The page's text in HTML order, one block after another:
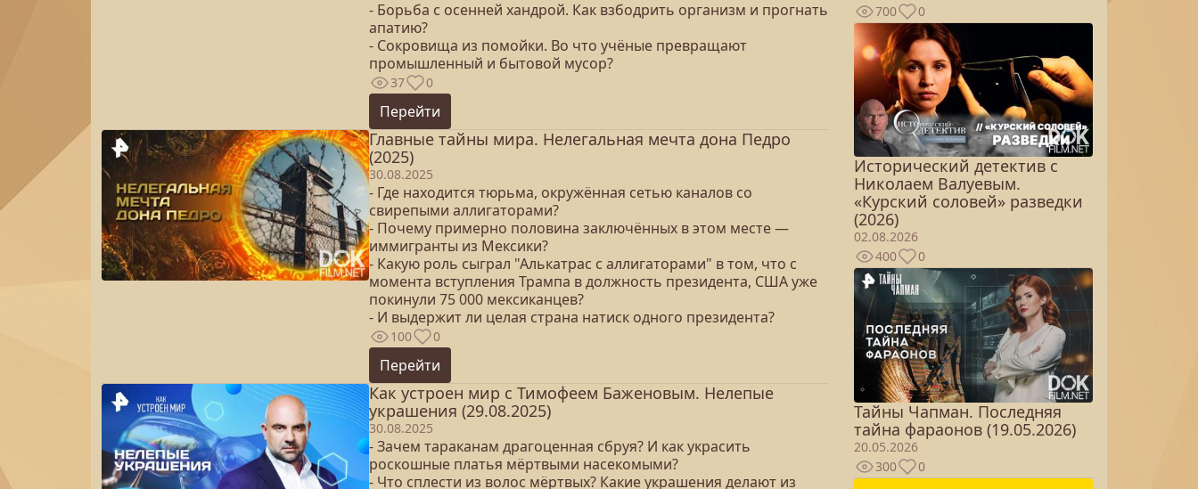
- Борьба с осенней хандрой. Как взбодрить организм и прогнать
апатию?
- Сокровища из помойки. Во что учёные превращают
промышленный и бытовой мусор?
37 0
Перейти
Главные тайны мира. Нелегальная мечта дона Педро
(2025)
30.08.2025
- Где находится тюрьма, окружённая сетью каналов со
свирепыми аллигаторами?
- Почему примерно половина заключённых в этом месте —
иммигранты из Мексики?
- Какую роль сыграл "Алькатрас с аллигаторами" в том, что с
момента вступления Трампа в должность президента, США уже
покинули 75 000 мексиканцев?
- И выдержит ли целая страна натиск одного президента?
100 0
Перейти
Как устроен мир с Тимофеем Баженовым. Нелепые
украшения (29.08.2025)
30.08.2025
- Зачем тараканам драгоценная сбруя? И как украсить
роскошные платья мёртвыми насекомыми?
- Что сплести из волос мёртвых? Какие украшения делают из
700
0
Исторический детектив с
Николаем Валуевым.
«Курский соловей» разведки
(2026)
02.08.2026
400
0
Тайны Чапман. Последняя
тайна фараонов (19.05.2026)
20.05.2026
300
0